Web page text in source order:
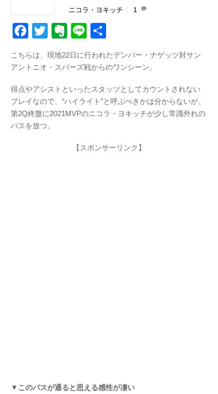
ニコラ・ヨキッチ 1
F
c
b
o
o
T
tt
E
er
ot
e
Li
e
こちらは、現地22日に行われたデンバー・ナゲッツ対サン
アントニオ・スパーズ戦からのワンシーン。
得点やアシストといったスタッツとしてカウントされない
プレイなので、“ハイライト”と呼ぶべきかは分からないが、
第2Q終盤に2021MVPのニコラ・ヨキッチが少し常識外れの
パスを放つ。
【スポンサーリンク】
▼このパスが通ると思える感性が凄い